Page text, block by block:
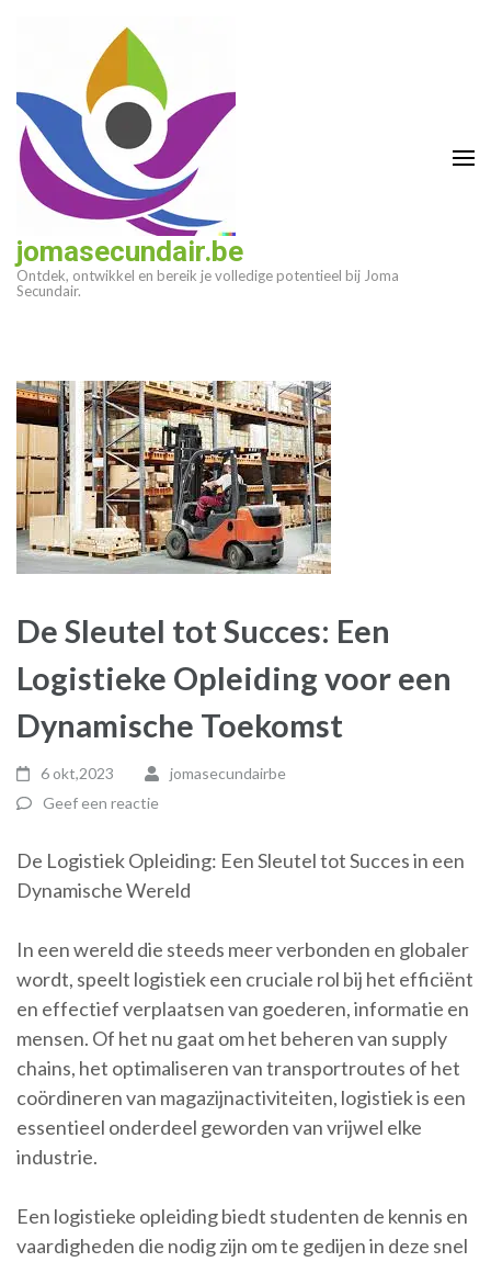
(druk
enter)
jomasecundair.be
Ontdek, ontwikkel en bereik je volledige potentieel bij Joma
Secundair.
De Sleutel tot Succes: Een
Logistieke Opleiding voor een
Dynamische Toekomst
6 okt,2023
jomasecundairbe
Geef een reactie
De Logistiek Opleiding: Een Sleutel tot Succes in een
Dynamische Wereld
In een wereld die steeds meer verbonden en globaler
wordt, speelt logistiek een cruciale rol bij het efficiënt
en effectief verplaatsen van goederen, informatie en
mensen. Of het nu gaat om het beheren van supply
chains, het optimaliseren van transportroutes of het
coördineren van magazijnactiviteiten, logistiek is een
essentieel onderdeel geworden van vrijwel elke
industrie.
Een logistieke opleiding biedt studenten de kennis en
vaardigheden die nodig zijn om te gedijen in deze snel